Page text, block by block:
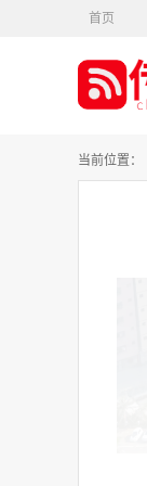
首页
当前位置：